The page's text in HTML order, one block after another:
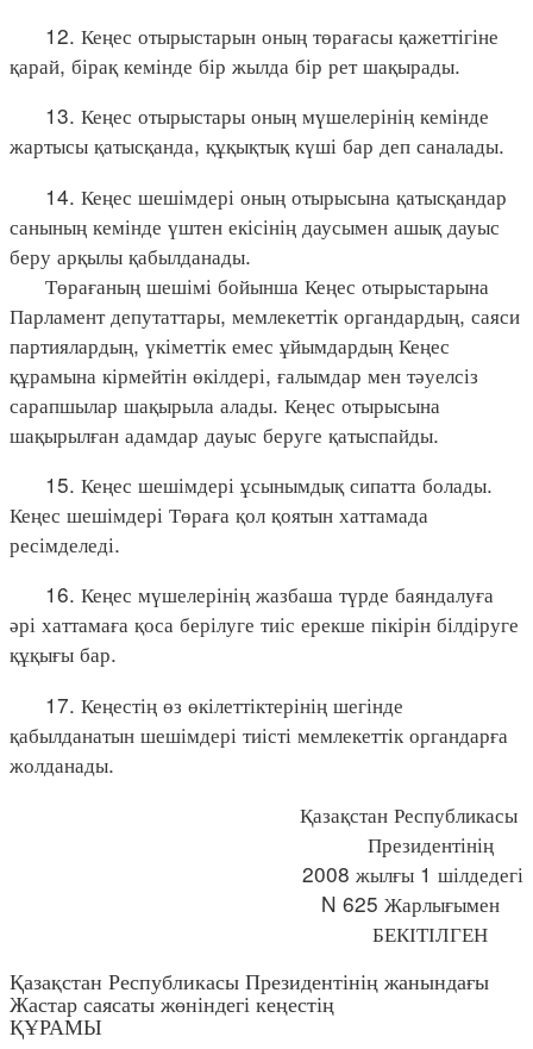
12. Кеңес отырыстарын оның төрағасы қажеттігіне
қарай, бірақ кемінде бір жылда бір рет шақырады.
13. Кеңес отырыстары оның мүшелерінің кемінде
жартысы қатысқанда, құқықтық күші бар деп саналады.
14. Кеңес шешімдері оның отырысына қатысқандар
санының кемінде үштен екісінің даусымен ашық дауыс
беру арқылы қабылданады.
Төрағаның шешімі бойынша Кеңес отырыстарына
Парламент депутаттары, мемлекеттік органдардың, саяси
партиялардың, үкіметтік емес ұйымдардың Кеңес
құрамына кірмейтін өкілдері, ғалымдар мен тәуелсіз
сарапшылар шақырыла алады. Кеңес отырысына
шақырылған адамдар дауыс беруге қатыспайды.
15. Кеңес шешімдері ұсынымдық сипатта болады.
Кеңес шешімдері Төраға қол қоятын хаттамада
ресімделеді.
16. Кеңес мүшелерінің жазбаша түрде баяндалуға
әрі хаттамаға қоса берілуге тиіс ерекше пікірін білдіруге
құқығы бар.
17. Кеңестің өз өкілеттіктерінің шегінде
қабылданатын шешімдері тиісті мемлекеттік органдарға
жолданады.
Қазақстан Республикасы
Президентінің
2008 жылғы 1 шілдедегі
N 625 Жарлығымен
БЕКІТІЛГЕН
Қазақстан Республикасы Президентінің жанындағы
Жастар саясаты жөніндегі кеңестің
ҚҰРАМЫ